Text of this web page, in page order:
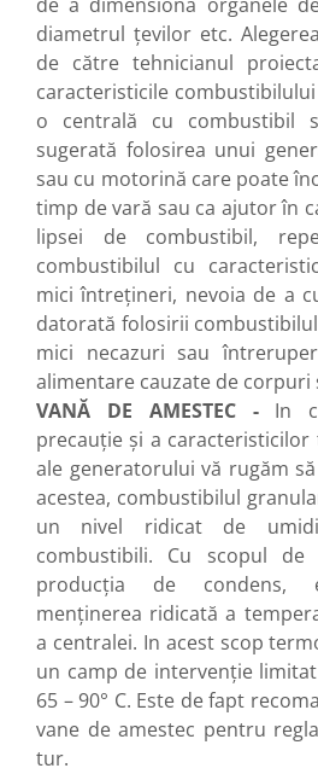
diametrul ţevilor etc.
de către tehnicianul
caracteristicile
o centrală cu combustibil
sugerată folosirea unui
sau cu motorină care poate
timp de vară sau ca ajutor în
lipsei de combustibil,
combustibilul cu
mici întreţineri, nevoia de a
datorată folosirii
mici necazuri sau
alimentare cauzate de corpuri
VANĂ DE AMESTEC - In
precauţie şi a
ale generatorului vă rugăm
acestea, combustibilul
un nivel ridicat de
combustibili. Cu scopul
producţia de condens,
menţinerea ridicată a
a centralei. In acest scop
un camp de intervenţie
65 – 90° C. Este de fapt
vane de amestec pentru
tur.